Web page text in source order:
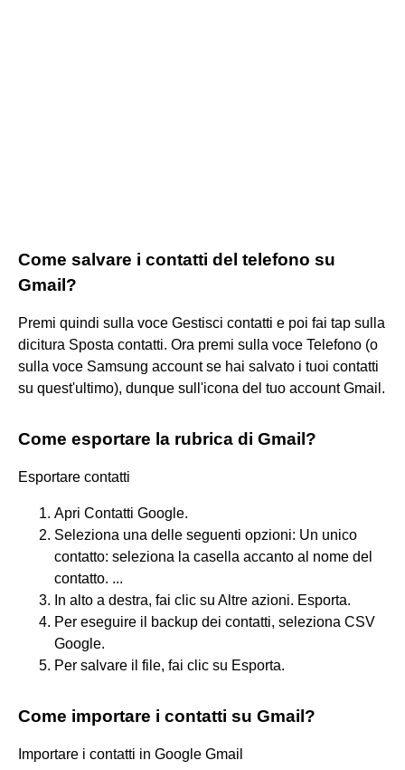
Come salvare i contatti del telefono su
Gmail?
Premi quindi sulla voce Gestisci contatti e poi fai tap sulla
dicitura Sposta contatti. Ora premi sulla voce Telefono (o
sulla voce Samsung account se hai salvato i tuoi contatti
su quest'ultimo), dunque sull'icona del tuo account Gmail.
Come esportare la rubrica di Gmail?
Esportare contatti
Apri Contatti Google.
Seleziona una delle seguenti opzioni: Un unico
contatto: seleziona la casella accanto al nome del
contatto. ...
In alto a destra, fai clic su Altre azioni. Esporta.
Per eseguire il backup dei contatti, seleziona CSV
Google.
Per salvare il file, fai clic su Esporta.
Come importare i contatti su Gmail?
Importare i contatti in Google Gmail